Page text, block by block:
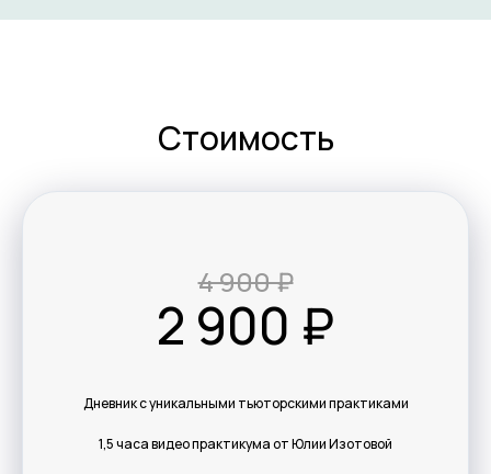
Стоимость
4 900 ₽
2 900 ₽
Дневник с уникальными тьюторскими практиками
1,5 часа видео практикума от Юлии Изотовой
Наши проекты
Согласие на обработку данных
izotova.school@yandex.ru